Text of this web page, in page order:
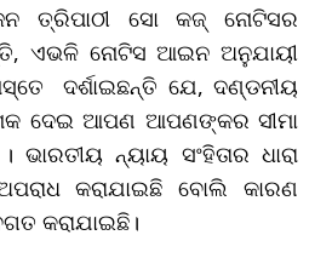
ତ୍ରିପାଠୀ ସୋ କଜ୍ ନୋଟିସର
ଏଭଳି ନୋଟିସ ଆଇନ ଅନୁଯାୟୀ
ଦର୍ଶାଇଛନ୍ତି ଯେ, ଦଣ୍ଡନୀୟ
ଦେଇ ଆପଣ ଆପଣଙ୍କର ସୀମା
ନ୍ୟାୟ ସଂହିତାର ଧାରା
କରାଯାଇଛି ବୋଲି କାରଣ
କରାଯାଇଛି।